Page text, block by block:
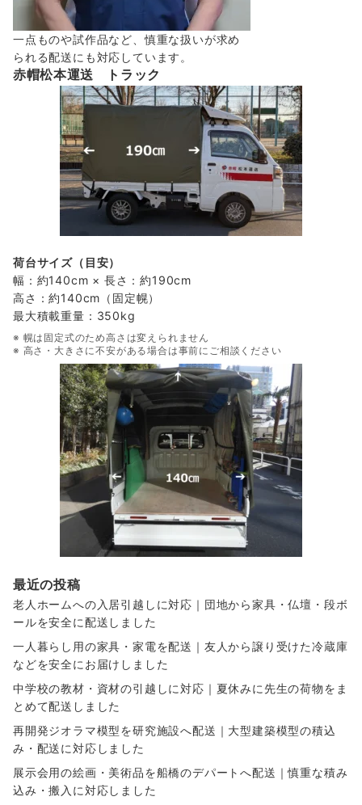
一点ものや試作品など、慎重な扱いが求め
られる配送にも対応しています。
赤帽松本運送 トラック
荷台サイズ（目安）
幅：約140cm × 長さ：約190cm
高さ：約140cm（固定幌）
最大積載重量：350kg
※ 幌は固定式のため高さは変えられません
※ 高さ・大きさに不安がある場合は事前にご相談ください
最近の投稿
老人ホームへの入居引越しに対応｜団地から家具・仏壇・段ボ
ールを安全に配送しました
一人暮らし用の家具・家電を配送｜友人から譲り受けた冷蔵庫
などを安全にお届けしました
中学校の教材・資材の引越しに対応｜夏休みに先生の荷物をま
とめて配送しました
再開発ジオラマ模型を研究施設へ配送｜大型建築模型の積込
み・配送に対応しました
展示会用の絵画・美術品を船橋のデパートへ配送｜慎重な積み
込み・搬入に対応しました